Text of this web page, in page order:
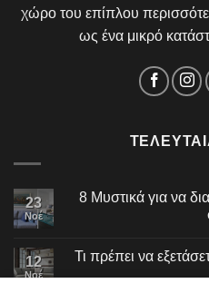
χώρο του επίπλου
ως ένα μικρό
23
Νοέ
8 Μυστικά για να
12
Νοέ
Τι πρέπει να